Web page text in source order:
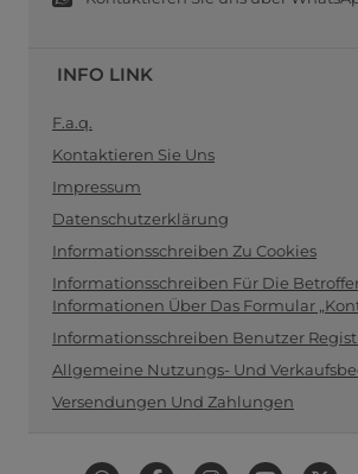
INFO LINK
F.a.q.
Kontaktieren Sie Uns
Impressum
Datenschutzerklärung
Informationsschreiben Zu Cookies
Informationsschreiben Für Die
Informationen Über Das Formular
Informationsschreiben Benutzer
Allgemeine Nutzungs- Und
Versendungen Und Zahlungen